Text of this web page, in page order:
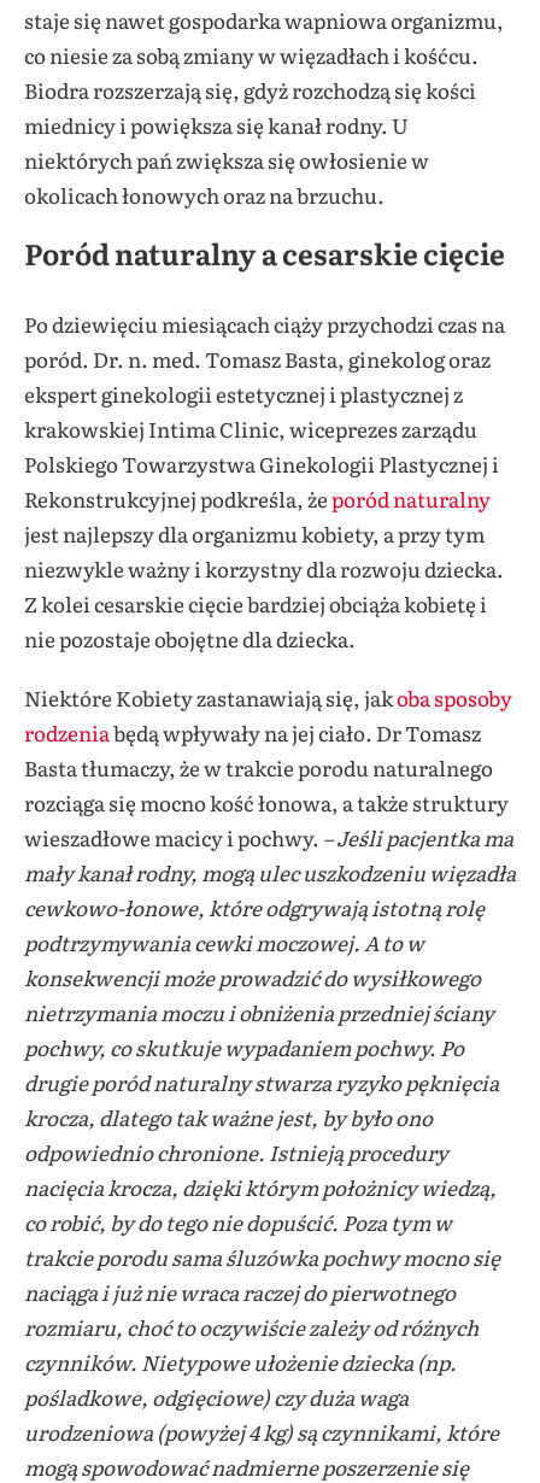
staje się nawet gospodarka wapniowa organizmu,
co niesie za sobą zmiany w więzadłach i kośćcu.
Biodra rozszerzają się, gdyż rozchodzą się kości
miednicy i powiększa się kanał rodny. U
niektórych pań zwiększa się owłosienie w
okolicach łonowych oraz na brzuchu.
Poród naturalny a cesarskie cięcie
Po dziewięciu miesiącach ciąży przychodzi czas na
poród. Dr. n. med. Tomasz Basta, ginekolog oraz
ekspert ginekologii estetycznej i plastycznej z
krakowskiej Intima Clinic, wiceprezes zarządu
Polskiego Towarzystwa Ginekologii Plastycznej i
Rekonstrukcyjnej podkreśla, żeporód naturalny
jest najlepszy dla organizmu kobiety, a przy tym
niezwykle ważny i korzystny dla rozwoju dziecka.
Z kolei cesarskie cięcie bardziej obciąża kobietę i
nie pozostaje obojętne dla dziecka.
Niektóre Kobiety zastanawiają się, jakoba sposoby
rodzeniabędą wpływały na jej ciało. Dr Tomasz
Basta tłumaczy, że w trakcie porodu naturalnego
rozciąga się mocno kość łonowa, a także struktury
wieszadłowe macicy i pochwy. – Jeśli pacjentka ma
mały kanał rodny, mogą ulec uszkodzeniu więzadła
cewkowo-łonowe, które odgrywają istotną rolę
podtrzymywania cewki moczowej. A to w
konsekwencji może prowadzić do wysiłkowego
nietrzymania moczu i obniżenia przedniej ściany
pochwy, co skutkuje wypadaniem pochwy. Po
drugie poród naturalny stwarza ryzyko pęknięcia
krocza, dlatego tak ważne jest, by było ono
odpowiednio chronione. Istnieją procedury
nacięcia krocza, dzięki którym położnicy wiedzą,
co robić, by do tego nie dopuścić. Poza tym w
trakcie porodu sama śluzówka pochwy mocno się
naciąga i już nie wraca raczej do pierwotnego
rozmiaru, choć to oczywiście zależy od różnych
czynników. Nietypowe ułożenie dziecka (np.
pośladkowe, odgięciowe) czy duża waga
urodzeniowa (powyżej 4 kg) są czynnikami, które
mogą spowodować nadmierne poszerzenie się